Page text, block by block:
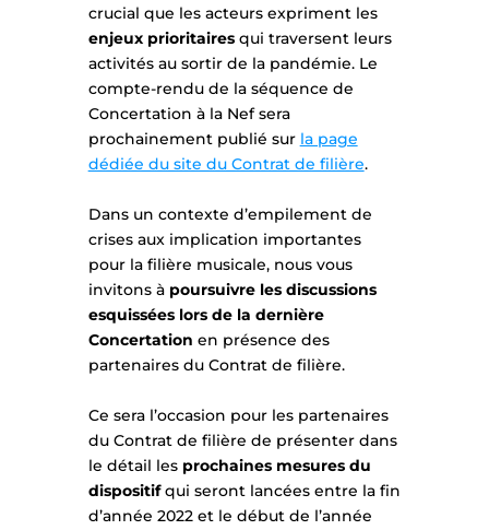
crucial que les acteurs expriment les
enjeux prioritairesqui traversent leurs
activités au sortir de la pandémie. Le
compte-rendu de la séquence de
Concertation à la Nef sera
prochainement publié sur la page
dédiée du site du Contrat de filière.
Dans un contexte d’empilement de
crises aux implication importantes
pour la filière musicale, nous vous
invitons à poursuivre les discussions
esquissées lors de la dernière
Concertation en présence des
partenaires du Contrat de filière.
Ce sera l’occasion pour les partenaires
du Contrat de filière de présenter dans
le détail les prochaines mesures du
dispositifqui seront lancées entre la fin
d’année 2022 et le début de l’année